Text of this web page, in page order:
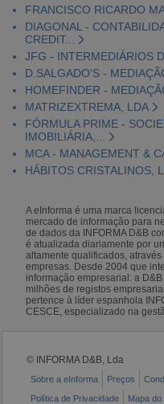
FRANCISCO RICARDO
DIAGONAL -
CREDIT...
JFG - INTERMEDIÁRIOS
D.SALGADO'S -
HOMEFINDER -
MATRIZEXTREMA, LDA
FÓRMULA PRIME -
IMOBILIÁRIA,...
MCA - MANAGEMENT &
HÁBITOS CRISTALINOS,
A eInforma é uma marca
mercado de informação para
de dados da INFORMA D&B
é atualizada diariamente por
altamente qualificados,
empresas. Desde 2004 que
informação empresarial: a
milhões de registos
pertence à líder espanhola
CESCE, especializado na
© INFORMA D&B, Lda
Sobre a eInforma Preços
Política de Privacidade
Mapa do